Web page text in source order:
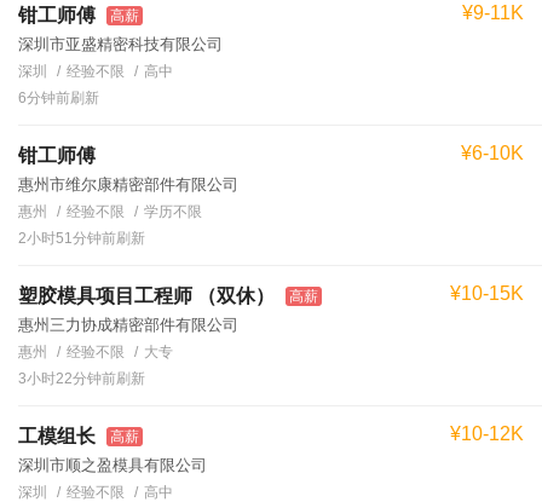
钳工师傅 高薪
深圳市亚盛精密科技有限公司
¥9-11K
深圳 经验不限
高中
6分钟前刷新
钳工师傅
惠州市维尔康精密部件有限公司
¥6-10K
惠州 经验不限
学历不限
2小时51分钟前刷新
塑胶模具项目工程师 （双休） 高薪
惠州三力协成精密部件有限公司
¥10-15K
惠州 经验不限
大专
3小时22分钟前刷新
工模组长 高薪
深圳市顺之盈模具有限公司
¥10-12K
深圳 经验不限
高中